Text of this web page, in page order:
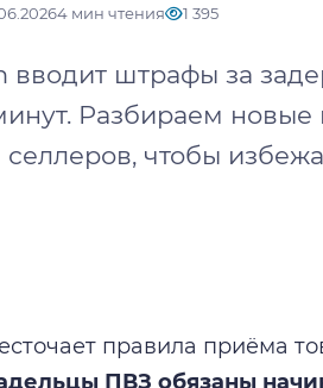
4 мин чтения 1 395
вводит штрафы за
Разбираем
чтобы
правила приёма
ПВЗ обязаны